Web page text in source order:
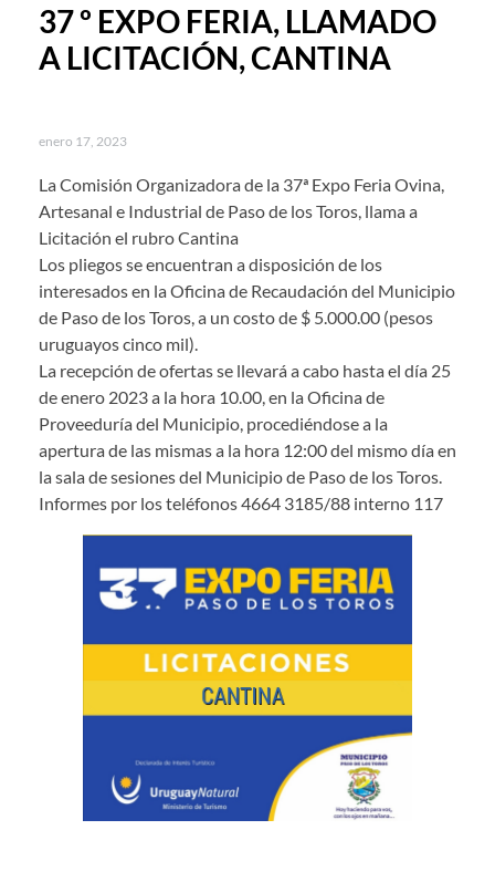
37 º EXPO FERIA, LLAMADO
A LICITACIÓN, CANTINA
enero 17, 2023
La Comisión Organizadora de la 37ª Expo Feria Ovina,
Artesanal e Industrial de Paso de los Toros, llama a
Licitación el rubro Cantina
Los pliegos se encuentran a disposición de los
interesados en la Oficina de Recaudación del Municipio
de Paso de los Toros, a un costo de $ 5.000.00 (pesos
uruguayos cinco mil).
La recepción de ofertas se llevará a cabo hasta el día 25
de enero 2023 a la hora 10.00, en la Oficina de
Proveeduría del Municipio, procediéndose a la
apertura de las mismas a la hora 12:00 del mismo día en
la sala de sesiones del Municipio de Paso de los Toros.
Informes por los teléfonos 4664 3185/88 interno 117